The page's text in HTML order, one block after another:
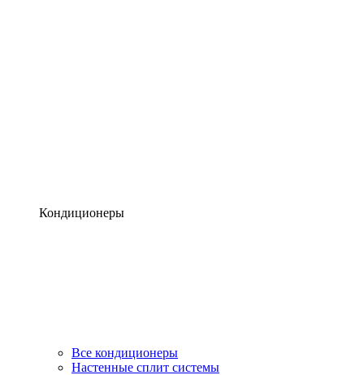
Кондиционеры
Все кондиционеры
Настенные сплит системы